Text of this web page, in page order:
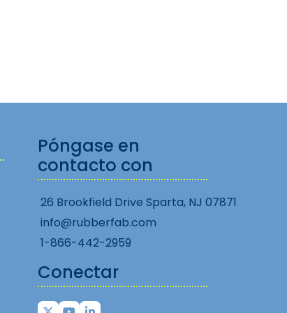
Póngase en
contacto con
26 Brookfield Drive Sparta, NJ 07871
info@rubberfab.com
1-866-442-2959
Conectar